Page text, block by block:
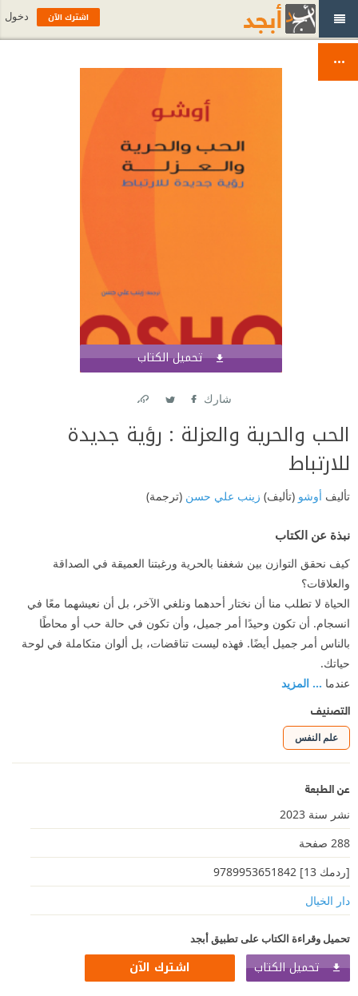
تحميل الكتاب
شارك
الحب والحرية والعزلة : رؤية جديدة
للارتباط
تأليف أوشو (تأليف) زينب علي حسن (ترجمة)
نبذة عن الكتاب
كيف نحقق التوازن بين شغفنا بالحرية ورغبتنا العميقة في الصداقة
والعلاقات؟
الحياة لا تطلب منا أن نختار أحدهما ونلغي الآخر، بل أن نعيشهما معًا في
انسجام. أن تكون وحيدًا أمر جميل، وأن تكون في حالة حب أو محاطًا
بالناس أمر جميل أيضًا. فهذه ليست تناقضات، بل ألوان متكاملة في لوحة
حياتك.
عندما ... المزيد
التصنيف
علم النفس
عن الطبعة
نشر سنة 2023
288 صفحة
[ردمك 13] 9789953651842
دار الخيال
تحميل وقراءة الكتاب على تطبيق أبجد
تحميل الكتاب اشترك الآن
اشترك الآن دخول